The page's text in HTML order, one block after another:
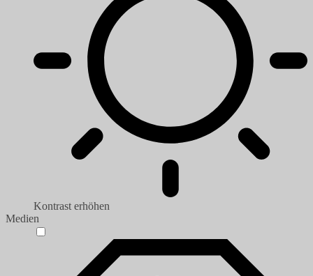
Kontrast erhöhen
Medien